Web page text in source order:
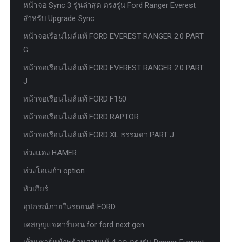
หน้าจอ Sync 3 รุ่นล่าสุด ตรงรุ่น Ford Ranger Everest
สำหรับ Upgrade Sync
หน้าจอเรือนไมล์แท้ FORD EVEREST RANGER 2.0 PART
G
หน้าจอเรือนไมล์แท้ FORD EVEREST RANGER 2.0 PART
J
หน้าจอเรือนไมล์แท้ FORD F150
หน้าจอเรือนไมล์แท้ FORD RAPTOR
หน้าจอเรือนไมล์แท้ FORD XL ธรรมดา PART J
ห่วงแดง HAMER
ห่วงโอเมก้า option
หัวเกียร์
อุปกรณ์ภายในรถยนต์ FORD
เคสกุญแจคาร์บอน for ford next gen